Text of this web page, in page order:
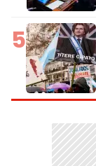
5